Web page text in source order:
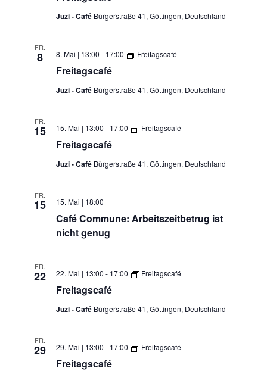
Juzi - Café Bürgerstraße 41, Göttingen, Deutschland
FR.
8
Freitagscafé
8. Mai | 13:00 - 17:00 Freitagscafé
Juzi - Café Bürgerstraße 41, Göttingen, Deutschland
FR.
15
Freitagscafé
15. Mai | 13:00 - 17:00 Freitagscafé
Juzi - Café Bürgerstraße 41, Göttingen, Deutschland
FR.
15
Café Commune: Arbeitszeitbetrug ist
nicht genug
15. Mai | 18:00
FR.
22
Freitagscafé
22. Mai | 13:00 - 17:00 Freitagscafé
Juzi - Café Bürgerstraße 41, Göttingen, Deutschland
FR.
29
Freitagscafé
29. Mai | 13:00 - 17:00 Freitagscafé